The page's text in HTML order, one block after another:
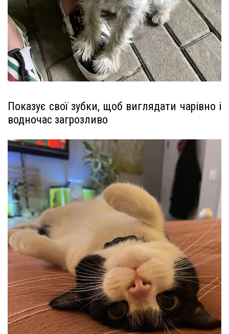
Показує свої зубки, щоб виглядати чарівно і
водночас загрозливо